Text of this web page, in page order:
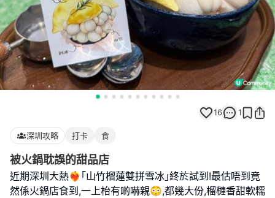
16 1
深圳攻略 打卡 食
被火鍋耽誤的甜品店
近期深圳大熱❤️‍🔥｢山竹榴蓮雙拼雪冰｣終於試到!最估唔到竟
然係火鍋店食到,一上枱有啲嚇親😳,都幾大份,榴槤香甜軟糯